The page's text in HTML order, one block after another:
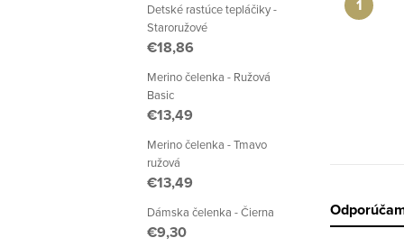
Detské rastúce tepláčiky -
Staroružové
€18,86
Merino čelenka - Ružová
Basic
€13,49
Merino čelenka - Tmavo
ružová
€13,49
Dámska čelenka - Čierna
€9,30
R